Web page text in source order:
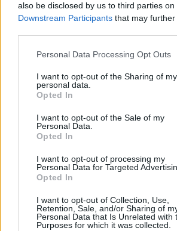
also be disclosed by us to third parties on
Downstream Participants that may
Personal Data Processing Opt Outs
I want to opt-out of the Sharing of my
personal data.
Opted In
I want to opt-out of the Sale of my
Personal Data.
Opted In
I want to opt-out of processing my
Personal Data for Targeted
Opted In
I want to opt-out of Collection, Use,
Retention, Sale, and/or Sharing of
Personal Data that Is Unrelated with
Purposes for which it was collected.
nőknek, amikor
A legidegesítőbb
Woody Allen megosztó